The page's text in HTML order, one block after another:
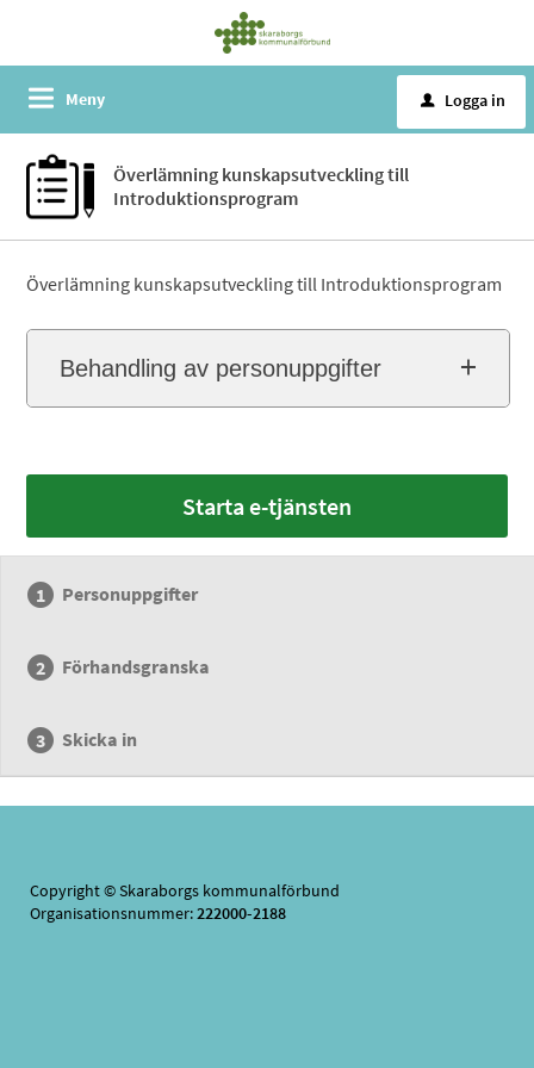
Meny u Logga in
Överlämning kunskapsutveckling till
Introduktionsprogram
Överlämning kunskapsutveckling till Introduktionsprogram
Behandling av personuppgifter
Starta e-tjänsten
Personuppgifter
Förhandsgranska
Skicka in
Copyright © Skaraborgs kommunalförbund
Organisationsnummer:222000-2188